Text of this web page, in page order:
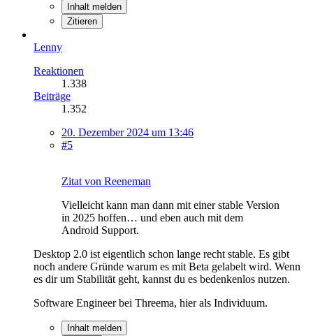
Inhalt melden
Zitieren
Lenny
Reaktionen
1.338
Beiträge
1.352
20. Dezember 2024 um 13:46
#5
Zitat von Reeneman
Vielleicht kann man dann mit einer stable Version
in 2025 hoffen… und eben auch mit dem
Android Support.
Desktop 2.0 ist eigentlich schon lange recht stable. Es gibt
noch andere Gründe warum es mit Beta gelabelt wird. Wenn
es dir um Stabilität geht, kannst du es bedenkenlos nutzen.
Software Engineer bei Threema, hier als Individuum.
Inhalt melden